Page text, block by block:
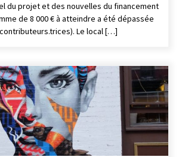
du projet et des nouvelles du financement
de 8 000 € à atteindre a été dépassée
contributeurs.trices). Le local […]